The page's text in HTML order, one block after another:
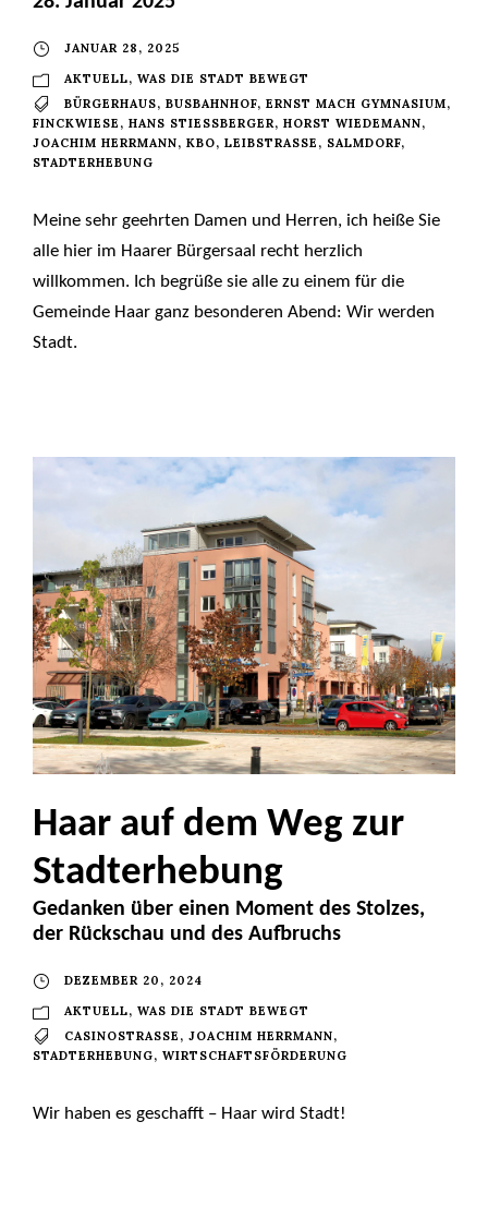
JANUAR 28, 2025
AKTUELL, WAS DIE STADT BEWEGT
BÜRGERHAUS, BUSBAHNHOF, ERNST MACH GYMNASIUM,
FINCKWIESE , HANS STIESSBERGER , HORST WIEDEMANN,
JOACHIM HERRMANN, KBO, LEIBSTRASSE , SALMDORF,
STADTERHEBUNG
Meine sehr geehrten Damen und Herren, ich heiße Sie
alle hier im Haarer Bürgersaal recht herzlich
willkommen. Ich begrüße sie alle zu einem für die
Gemeinde Haar ganz besonderen Abend: Wir werden
Stadt.
Haar auf dem Weg zur
Stadterhebung
Gedanken über einen Moment des Stolzes,
der Rückschau und des Aufbruchs
DEZEMBER 20, 2024
AKTUELL, WAS DIE STADT BEWEGT
CASINOSTRASSE
, JOACHIM HERRMANN,
STADTERHEBUNG, WIRTSCHAFTSFÖRDERUNG
Wir haben es geschafft – Haar wird Stadt!